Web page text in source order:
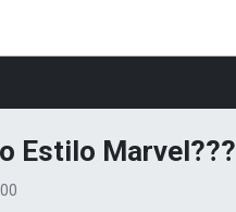
Estilo Marvel???